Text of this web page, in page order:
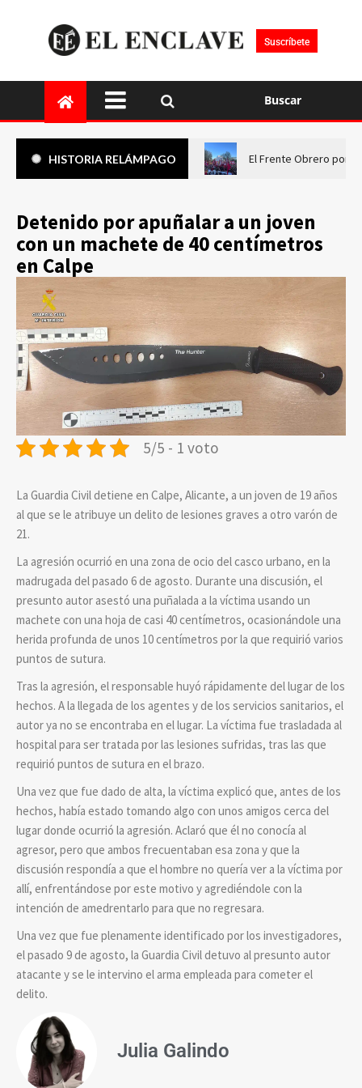
Suscríbete
Buscar
HISTORIA RELÁMPAGO El Frente Obrero pone
Detenido por apuñalar a un joven
con un machete de 40 centímetros
en Calpe
5/5 - 1 voto
La Guardia Civil detiene en Calpe, Alicante, a un joven de 19 años
al que se le atribuye un delito de lesiones graves a otro varón de
21.
La agresión ocurrió en una zona de ocio del casco urbano, en la
madrugada del pasado 6 de agosto. Durante una discusión, el
presunto autor asestó una puñalada a la víctima usando un
machete con una hoja de casi 40 centímetros, ocasionándole una
herida profunda de unos 10 centímetros por la que requirió varios
puntos de sutura.
Tras la agresión, el responsable huyó rápidamente del lugar de los
hechos. A la llegada de los agentes y de los servicios sanitarios, el
autor ya no se encontraba en el lugar. La víctima fue trasladada al
hospital para ser tratada por las lesiones sufridas, tras las que
requirió puntos de sutura en el brazo.
Una vez que fue dado de alta, la víctima explicó que, antes de los
hechos, había estado tomando algo con unos amigos cerca del
lugar donde ocurrió la agresión. Aclaró que él no conocía al
agresor, pero que ambos frecuentaban esa zona y que la
discusión respondía a que el hombre no quería ver a la víctima por
allí, enfrentándose por este motivo y agrediéndole con la
intención de amedrentarlo para que no regresara.
Una vez que fue plenamente identificado por los investigadores,
el pasado 9 de agosto, la Guardia Civil detuvo al presunto autor
atacante y se le intervino el arma empleada para cometer el
delito.
Julia Galindo